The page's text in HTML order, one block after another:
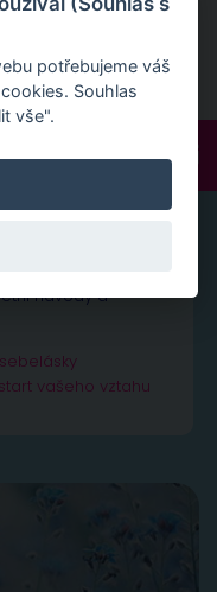
návody a
vašeho vztahu
potřebujeme váš
Souhlas
vše".